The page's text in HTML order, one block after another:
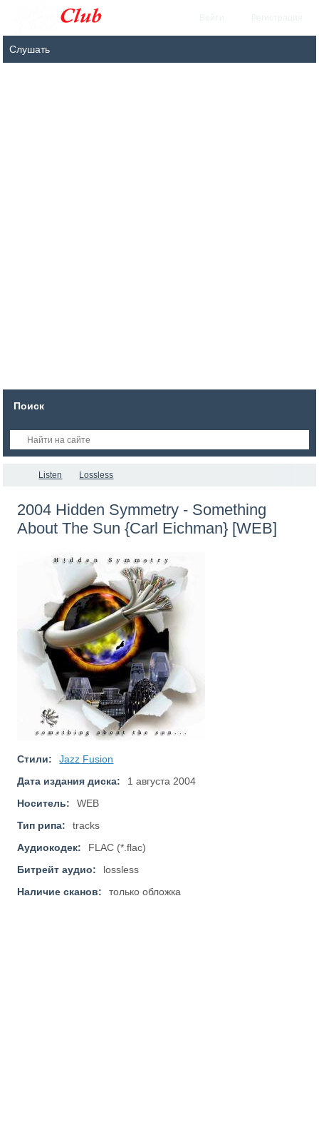
Поиск
Listen Lossless
2004 Hidden Symmetry - Something
About The Sun {Carl Eichman} [WEB]
Стили:
Jazz Fusion
Дата издания диска:
1 августа 2004
Носитель:
WEB
Тип рипа:
tracks
Аудиокодек:
FLAC (*.flac)
Битрейт аудио:
lossless
Наличие сканов:
только обложка